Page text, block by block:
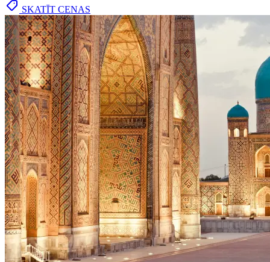
SKATĪT CENAS